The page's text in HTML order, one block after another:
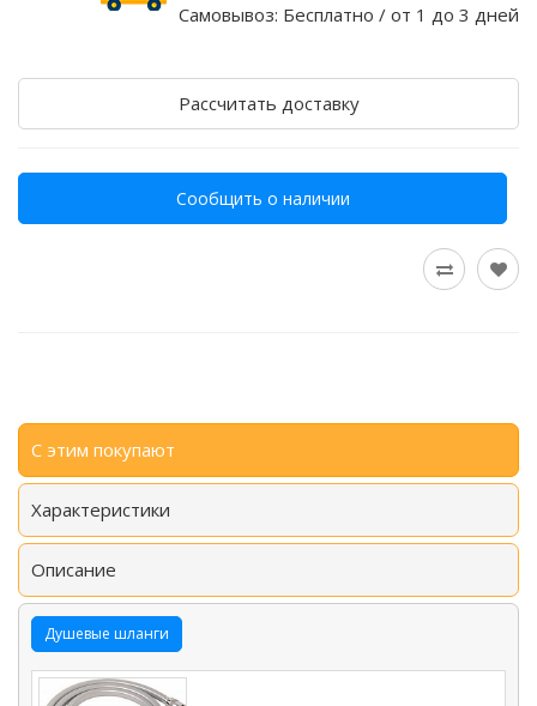
Самовывоз: Бесплатно / от 1 до 3 дней
Рассчитать доставку
Сообщить о наличии
С этим покупают
Характеристики
Описание
Душевые шланги